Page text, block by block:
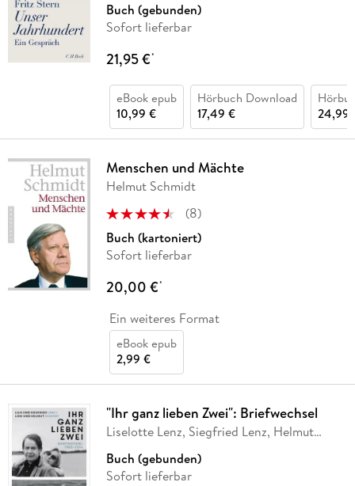
Buch (gebunden)
Sofort lieferbar
21,95 €*
eBook epub
10,99 €
Hörbuch Download
17,49 €
24,99
Menschen und Mächte
Helmut Schmidt
(8)
Buch (kartoniert)
Sofort lieferbar
20,00 €*
Ein weiteres Format
eBook epub
2,99 €
"Ihr ganz lieben Zwei": Briefwechsel
Liselotte Lenz, Siegfried Lenz, Helmut
Buch (gebunden)
Sofort lieferbar